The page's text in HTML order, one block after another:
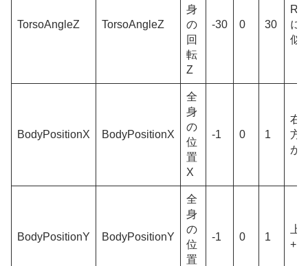
TorsoAngleZ TorsoAngleZ
身
の
回
転
Z
-30 0 30
に
似
BodyPositionX BodyPositionX
全
身
の
位
置
X
-1 0 1
右
方
が+
BodyPositionY BodyPositionY
全
身
の
位
置
-1 0 1
上
+